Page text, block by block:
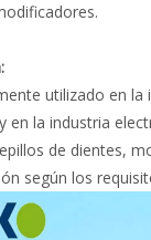
utilizado en
en la industria
de dientes,
según los